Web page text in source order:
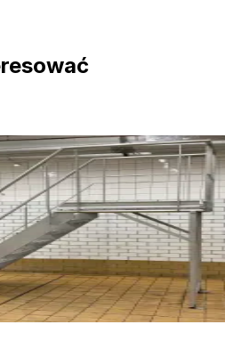
lub do użycia jako